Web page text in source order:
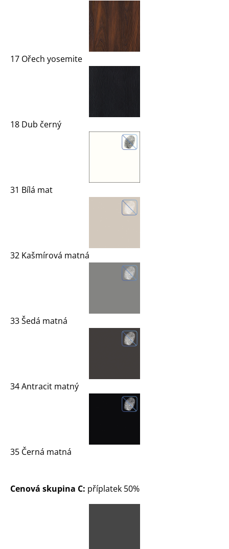
17 Ořech yosemite
18 Dub černý
31 Bílá mat
32 Kašmírová matná
33 Šedá matná
34 Antracit matný
35 Černá matná
Cenová skupina C: příplatek 50%